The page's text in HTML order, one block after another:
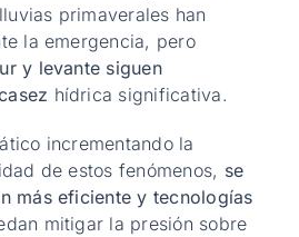
primaverales han
la emergencia, pero
y levante siguen
hídrica significativa.
incrementando la
de estos fenómenos, se
más eficiente y tecnologías
mitigar la presión sobre